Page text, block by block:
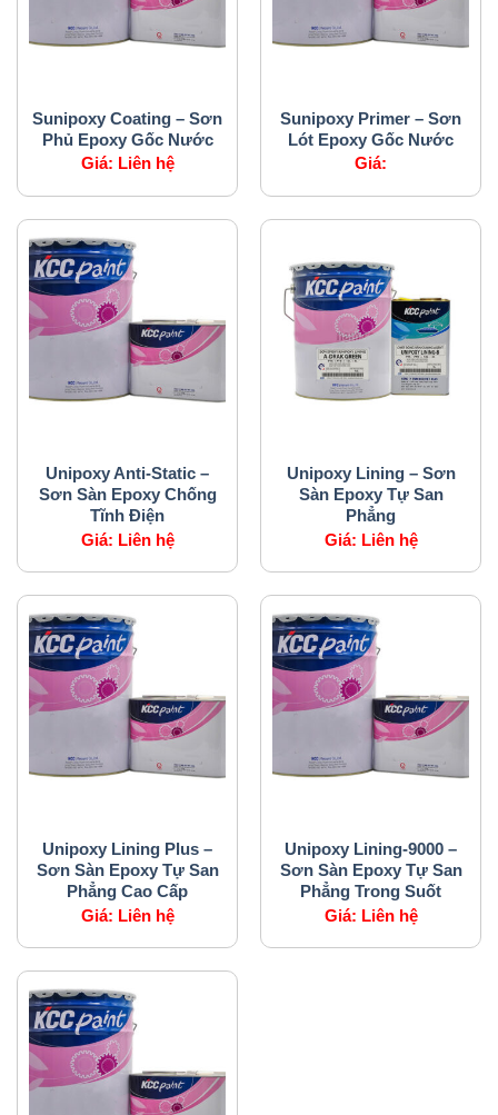
Sunipoxy Coating – Sơn
Phủ Epoxy Gốc Nước
Giá: Liên hệ
Sunipoxy Primer – Sơn
Lót Epoxy Gốc Nước
Giá:
Unipoxy Anti-Static –
Sơn Sàn Epoxy Chống
Tĩnh Điện
Giá: Liên hệ
Unipoxy Lining – Sơn
Sàn Epoxy Tự San
Phẳng
Giá: Liên hệ
Unipoxy Lining Plus –
Sơn Sàn Epoxy Tự San
Phẳng Cao Cấp
Giá: Liên hệ
Unipoxy Lining-9000 –
Sơn Sàn Epoxy Tự San
Phẳng Trong Suốt
Giá: Liên hệ